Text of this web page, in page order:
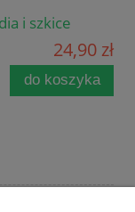
i szkice
24,90 zł
do koszyka